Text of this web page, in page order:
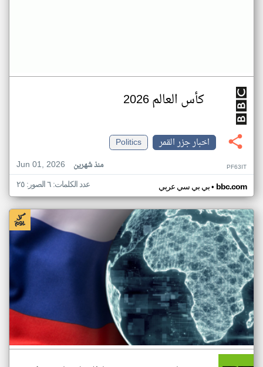
كأس العالم 2026
اخبار جزر القمر
Politics
Jun 01, 2026
منذ شهرين PF63IT
بي بي سي عربي• bbc.com عدد الكلمات: ٦ الصور: ٢٥